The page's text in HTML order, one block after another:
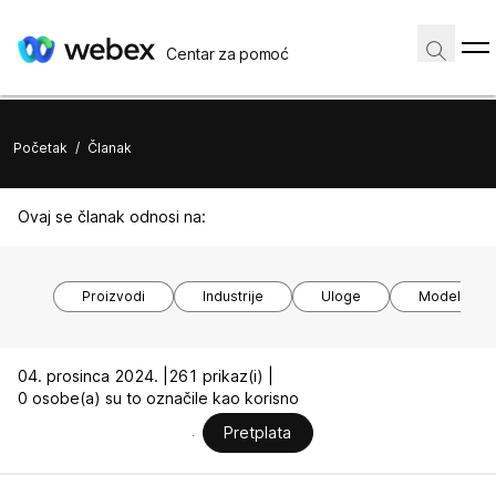
Centar za pomoć
Početak / Članak
Ovaj se članak odnosi na:
Proizvodi Industrije Uloge Modeli
04. prosinca 2024. |
261 prikaz(i) |
0 osobe(a) su to označile kao korisno
Pretplata